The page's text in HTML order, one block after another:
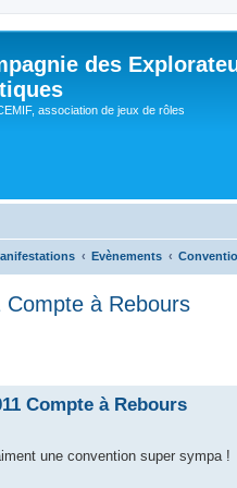
des
association de jeux de rôles
Evènements
Compte à Rebours
Compte à Rebours
une convention super sympa !